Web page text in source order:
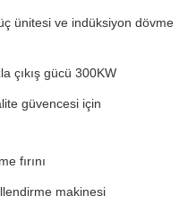
ünitesi ve indüksiyon dövme
çıkış gücü 300KW
güvencesi için
fırını
makinesi